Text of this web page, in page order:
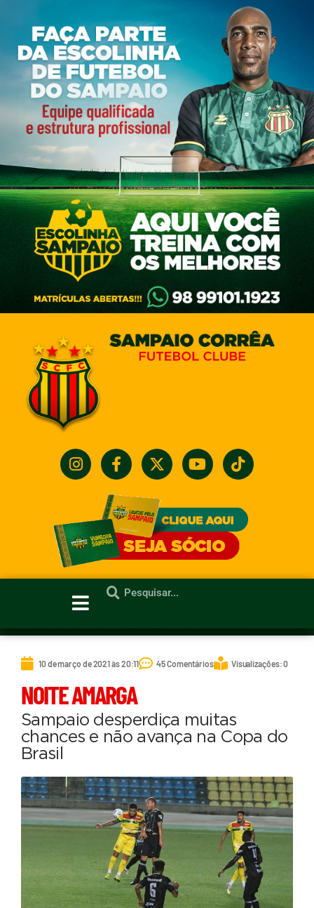
10 de março de 2021 às 20:11 45 Comentários Visualizações: 0
NOITE AMARGA
Sampaio desperdiça muitas
chances e não avança na Copa do
Brasil